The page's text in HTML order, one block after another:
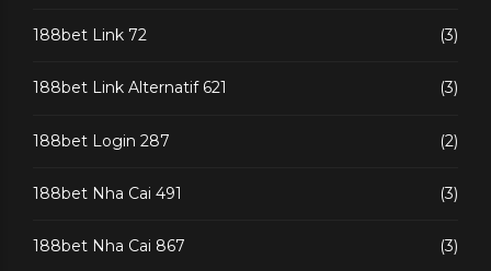
188bet Link 72 (3)
188bet Link Alternatif 621 (3)
188bet Login 287 (2)
188bet Nha Cai 491 (3)
188bet Nha Cai 867 (3)